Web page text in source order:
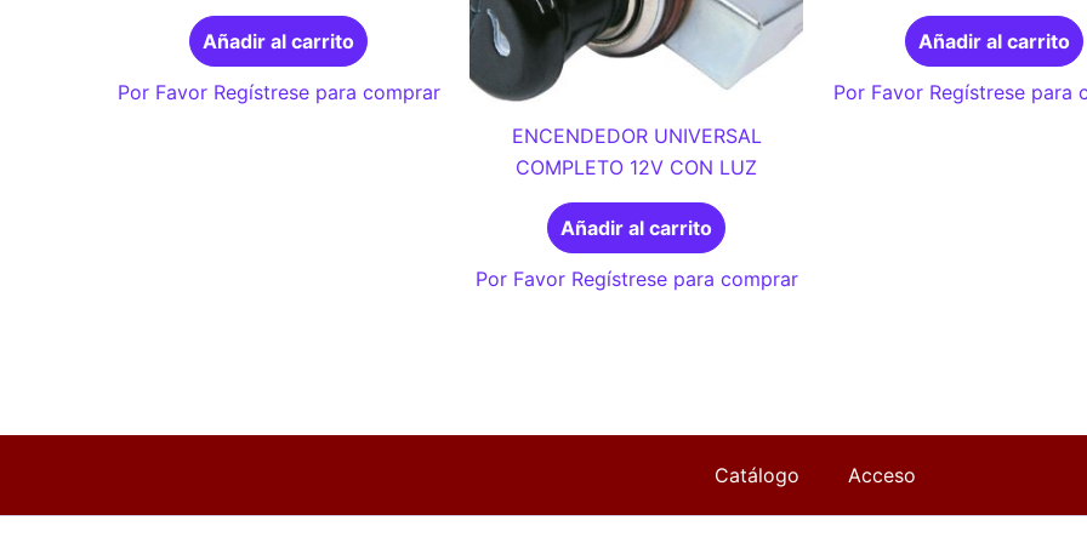
Añadir al carrito
Por Favor Regístrese para comprar
ENCENDEDOR UNIVERSAL
COMPLETO 12V CON LUZ
Añadir al carrito
Por Favor Regístrese para comprar
Añadir al carrito
Por Favor Regístrese para
Catálogo Acceso